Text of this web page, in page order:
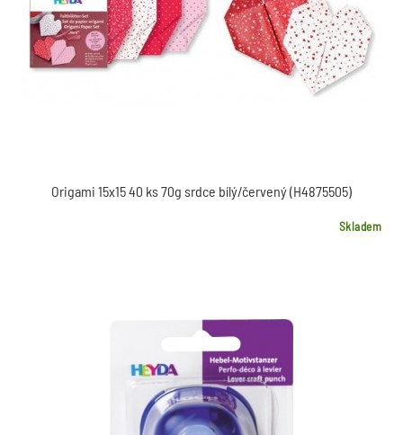
Origami 15x15 40 ks 70g srdce bílý/červený (H4875505)
Skladem